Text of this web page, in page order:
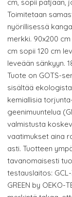
cm, sopii patjaan,
Toimitetaan
nyörillisessä
merkki. 90x200
cm sopii 120 cm
leveään sänkyyn.
Tuote on GOTS-
sisältää
kemiallisia
geenimuuntelua
valmistusta
vaatimukset aina
asti. Tuotteen
tavanomaisesti
testauslaitos:
GREEN by OEKO-